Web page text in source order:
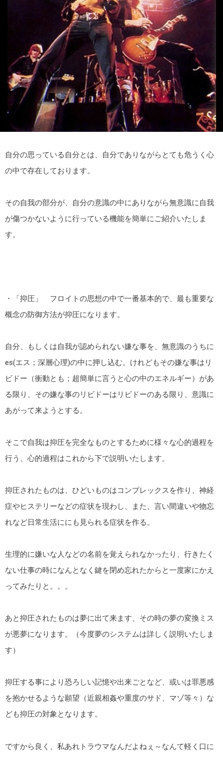
自分の思っている自分とは、自分でありながらとても危うく心
の中で存在しております。
その自我の部分が、自分の意識の中にありながら無意識に自我
が傷つかないように行っている機能を簡単にご紹介いたしま
す。
・「抑圧」 フロイトの思想の中で一番基本的で、最も重要な
概念の防御方法が抑圧になります。
自分、もしくは自我が認められない嫌な事を、無意識のうちに
es(エス；深層心理)の中に押し込む。けれどもその嫌な事はリ
ビドー（衝動とも；超簡単に言うと心の中のエネルギー）があ
る限り、その嫌な事のリビドーはリビドーのある限り、意識に
あがって来ようとする。
そこで自我は抑圧を完全なものとするために様々な心的過程を
行う、心的過程はこれから下で説明いたします。
抑圧されたものは、ひどいものはコンプレックスを作り、神経
症やヒステリーなどの症状を現わし、また、言い間違いや物忘
れなど日常生活ににも見られる症状を作る。
生理的に嫌いな人などの名前を覚えられなかったり、行きたく
ない仕事の時になんとなく鍵を閉め忘れたからと一度家にかえ
ってみたりと。。。
あと抑圧されたものは夢に出て来ます、その時の夢の変換ミス
が悪夢になります。（今度夢のシステムは詳しく説明いたしま
す）
抑圧する事により恐ろしい記憶や出来ごとなど、或いは罪悪感
を抱かせるような願望（近親相姦や重度のサド、マゾ等々）な
ども抑圧の対象となります。
ですから良く、私あれトラウマなんだよねぇ～なんて軽く口に